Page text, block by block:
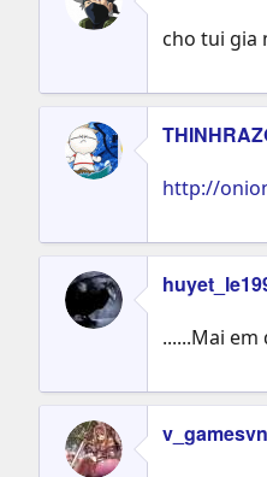
cho tui gia
http://
......Mai
v_gamesvn